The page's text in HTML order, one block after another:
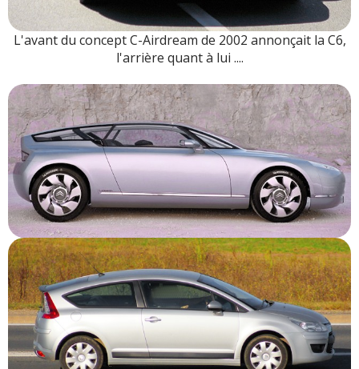
L'avant du concept C-Airdream de 2002 annonçait la C6,
l'arrière quant à lui ....